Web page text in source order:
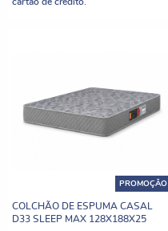
PROMOÇÃO
COLCHÃO DE ESPUMA CASAL
D33 SLEEP MAX 128X188X25